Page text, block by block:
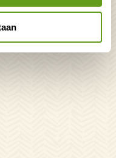
PINTEREST
OP YOUTUBE
OP TIKTOK